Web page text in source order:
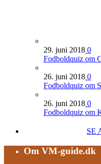
29. juni 2018 0
Fodboldquiz om
26. juni 2018 0
Fodboldquiz om
26. juni 2018 0
Fodboldquiz om
SE
Om VM-guide.dk